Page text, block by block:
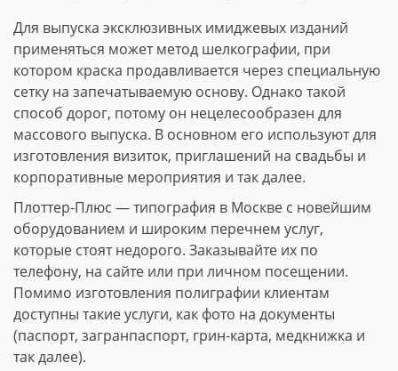
Для выпуска эксклюзивных имиджевых изданий
применяться может метод шелкографии, при
котором краска продавливается через специальную
сетку на запечатываемую основу. Однако такой
способ дорог, потому он нецелесообразен для
массового выпуска. В основном его используют для
изготовления визиток, приглашений на свадьбы и
корпоративные мероприятия и так далее.
Плоттер-Плюс — типография в Москве с новейшим
оборудованием и широким перечнем услуг,
которые стоят недорого. Заказывайте их по
телефону, на сайте или при личном посещении.
Помимо изготовления полиграфии клиентам
доступны такие услуги, как фото на документы
(паспорт, загранпаспорт, грин-карта, медкнижка и
так далее).